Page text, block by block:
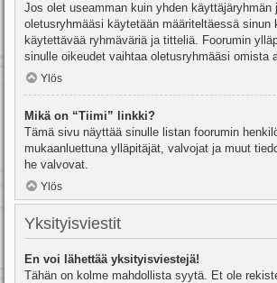
Jos olet useamman kuin yhden käyttäjäryhmän
oletusryhmääsi käytetään määriteltäessä sinun
käytettävää ryhmäväriä ja titteliä. Foorumin
sinulle oikeudet vaihtaa oletusryhmääsi omista
Ylös
Mikä on “Tiimi” linkki?
Tämä sivu näyttää sinulle listan foorumin
mukaanluettuna ylläpitäjät, valvojat ja muut
he valvovat.
Ylös
Yksityisviestit
En voi lähettää yksityisviestejä!
Tähän on kolme mahdollista syytä. Et ole